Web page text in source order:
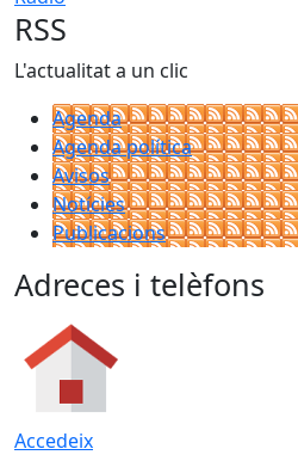
RSS
L'actualitat a un clic
Agenda
Agenda política
Avisos
Notícies
Publicacions
Adreces i telèfons
Accedeix